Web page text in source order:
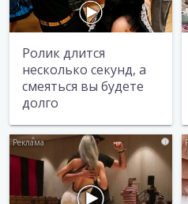
Ролик длится
несколько секунд, а
смеяться вы будете
долго
i